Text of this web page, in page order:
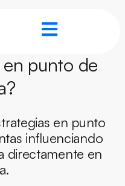
las ventas
punto de
en punto
influenciando
directamente en